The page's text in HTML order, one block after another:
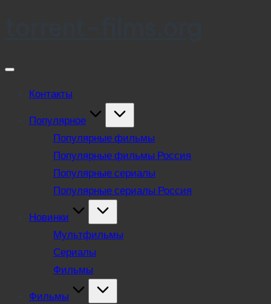
Контакты
Популярное
Популярные фильмы
Популярные фильмы Россия
Популярные сериалы
Популярные сериалы Россия
Новинки
Мультфильмы
Сериалы
Фильмы
Фильмы